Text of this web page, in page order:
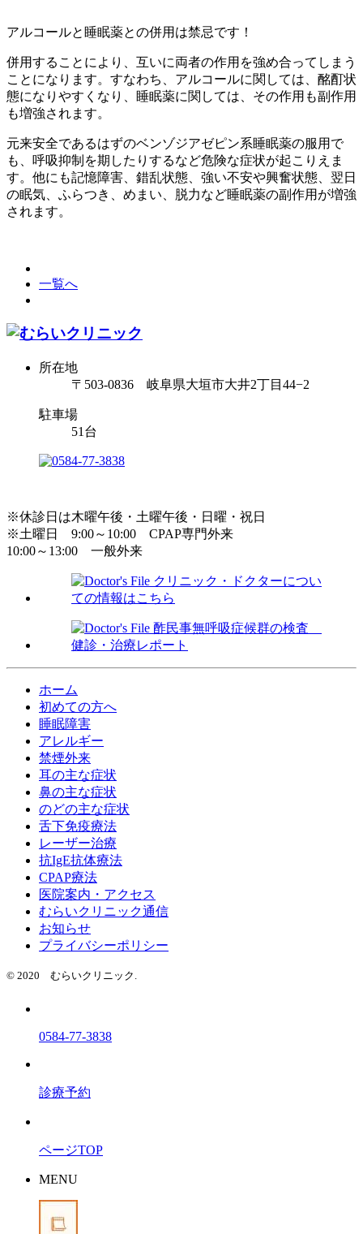
アルコールと睡眠薬との併用は禁忌です！
併用することにより、互いに両者の作用を強め合ってしまう
ことになります。すなわち、アルコールに関しては、酩酊状
態になりやすくなり、睡眠薬に関しては、その作用も副作用
も増強されます。
元来安全であるはずのベンゾジアゼピン系睡眠薬の服用で
も、呼吸抑制を期したりするなど危険な症状が起こりえま
す。他にも記憶障害、錯乱状態、強い不安や興奮状態、翌日
の眠気、ふらつき、めまい、脱力など睡眠薬の副作用が増強
されます。
一覧へ
所在地
〒503-0836 岐阜県大垣市大井2丁目44−2
駐車場
51台
※休診日は木曜午後・土曜午後・日曜・祝日
※土曜日 9:00～10:00 CPAP専門外来
10:00～13:00 一般外来
ホーム
初めての方へ
睡眠障害
アレルギー
禁煙外来
耳の主な症状
鼻の主な症状
のどの主な症状
舌下免疫療法
レーザー治療
抗IgE抗体療法
CPAP療法
医院案内・アクセス
むらいクリニック通信
お知らせ
プライバシーポリシー
© 2020 むらいクリニック.
0584-77-3838
診療予約
ページTOP
MENU